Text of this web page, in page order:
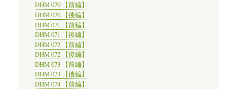
DHM 070 【前編】
DHM 070 【後編】
DHM 071 【前編】
DHM 071 【後編】
DHM 072 【前編】
DHM 072 【後編】
DHM 073 【前編】
DHM 073 【後編】
DHM 074 【前編】